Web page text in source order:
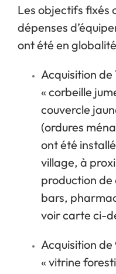
Les objectifs fixés
dépenses
ont été en
Acquisition de
« corbeille
couvercle
(ordures
ont été
village, à
production de
bars,
voir carte ci-
Acquisition
« vitrine